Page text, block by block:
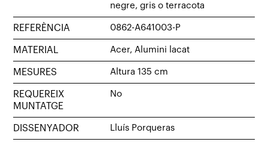
negre, gris o terracota
REFERÈNCIA 0862-A641003-P
MATERIAL Acer, Alumini lacat
MESURES Altura 135 cm
REQUEREIX
MUNTATGE
No
DISSENYADOR Lluís Porqueras